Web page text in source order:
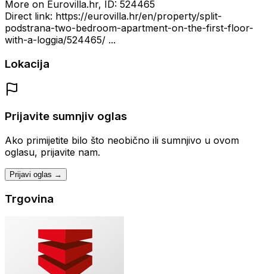
More on Eurovilla.hr, ID: 524465
Direct link: https://eurovilla.hr/en/property/split-
podstrana-two-bedroom-apartment-on-the-first-floor-
with-a-loggia/524465/ ...
Lokacija
Prijavite sumnjiv oglas
Ako primijetite bilo što neobično ili sumnjivo u ovom
oglasu, prijavite nam.
Prijavi oglas →
Trgovina